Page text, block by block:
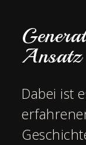
Ansatz
Dabei ist